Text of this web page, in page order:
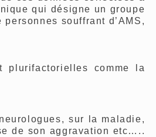
qui désigne un groupe
souffrant d’AMS,
plurifactorielles comme la
sur la maladie,
de son aggravation etc…..